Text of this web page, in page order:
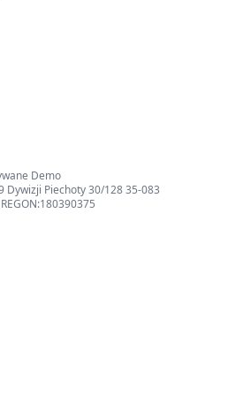
Demo
Dywizji Piechoty 30/128 35-083